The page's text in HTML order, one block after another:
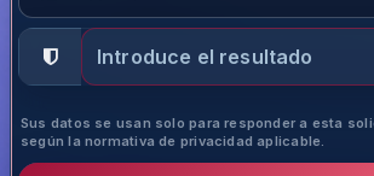
Sus datos se usan solo para responder a esta
según la normativa de privacidad aplicable.